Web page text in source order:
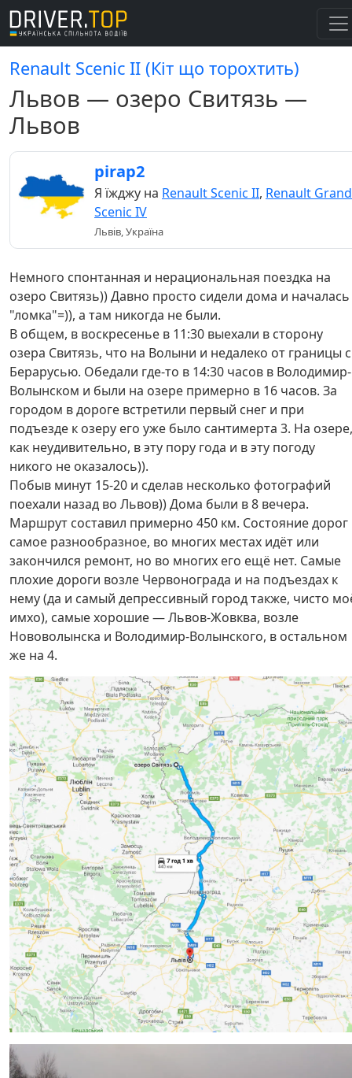
Renault Scenic II (Кіт що торохтить)
Львов — озеро Свитязь —
Львов
pirap2
Я їжджу на Renault Scenic II, Renault Grand
Scenic IV
Львів, Україна
Немного спонтанная и нерациональная поездка на
озеро Свитязь)) Давно просто сидели дома и началась
"ломка"=)), а там никогда не были.
В общем, в воскресенье в 11:30 выехали в сторону
озера Свитязь, что на Волыни и недалеко от границы с
Берарусью. Обедали где-то в 14:30 часов в Володимир-
Волынском и были на озере примерно в 16 часов. За
городом в дороге встретили первый снег и при
подъезде к озеру его уже было сантимерта 3. На озере,
как неудивительно, в эту пору года и в эту погоду
никого не оказалось)).
Побыв минут 15-20 и сделав несколько фотографий
поехали назад во Львов)) Дома были в 8 вечера.
Маршрут составил примерно 450 км. Состояние дорог
самое разнообразное, во многих местах идёт или
закончился ремонт, но во многих его ещё нет. Самые
плохие дороги возле Червонограда и на подъездах к
нему (да и самый депрессивный город также, чисто
имхо), самые хорошие — Львов-Жовква, возле
Нововолынска и Володимир-Волынского, в остальном
же на 4.